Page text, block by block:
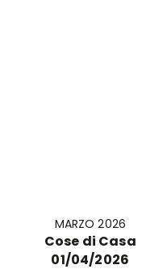
MARZO 2026
Cose di Casa
01/04/2026